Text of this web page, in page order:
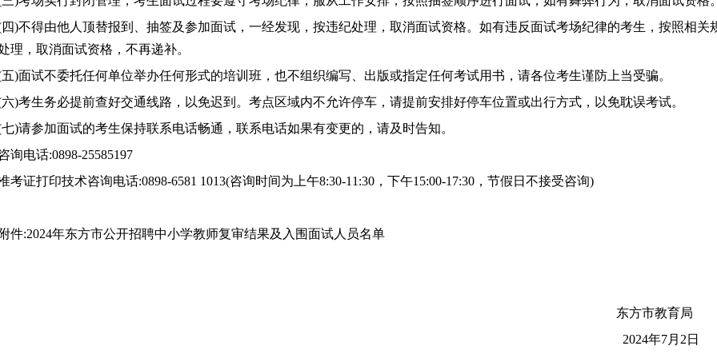
)不得由他人顶替报到、抽签及参加面试，一经发现，按违纪处理，取消面试资格。如有违反面试考场纪律的考生，按照相关
理，取消面试资格， 不再递补。
)面试不委托任何单位举办任何形式的培训班，也不组织编写、出版或指定任何考试用书，请各位考生谨防上当受骗。
)考生务必提前查好交通线路，以免迟到。考点区域内不允许停车，请提前安排好停车位置或出行方式，以免耽误考试。
)请参加面试的考生保持联系电话畅通，联系电话如果有变更的，请及时告知。
询电话:0898-25585197
考证打印技术咨询电话:0898-6581 1013(咨询时间为上午8:30-11:30，下午15:00-17:30，节假日不接受咨询)
件:2024年东方市公开招聘中小学教师复审结果及入围面试人员名单
东方市教
2024年7月